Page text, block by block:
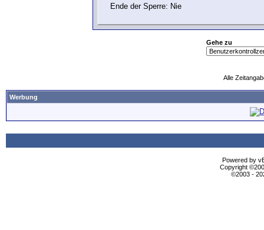
Ende der Sperre: Nie
Gehe zu
Alle
Werbung
Powered by
Copyright
©2003 -